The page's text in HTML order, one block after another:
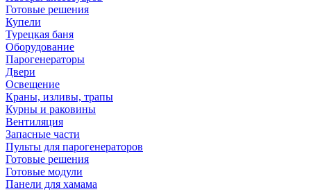
Готовые решения
Купели
Турецкая баня
Оборудование
Парогенераторы
Двери
Освещение
Краны, изливы, трапы
Курны и раковины
Вентиляция
Запасные части
Пульты для парогенераторов
Готовые решения
Готовые модули
Панели для хамама